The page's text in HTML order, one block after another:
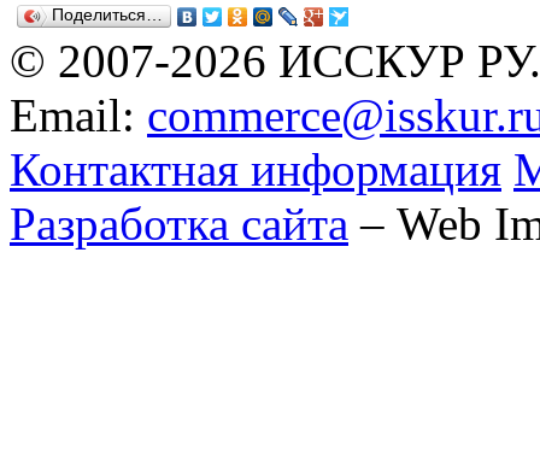
Поделиться…
© 2007-2026 ИССКУР РУ.
Email:
Контактная информация
Разработка сайта – Web